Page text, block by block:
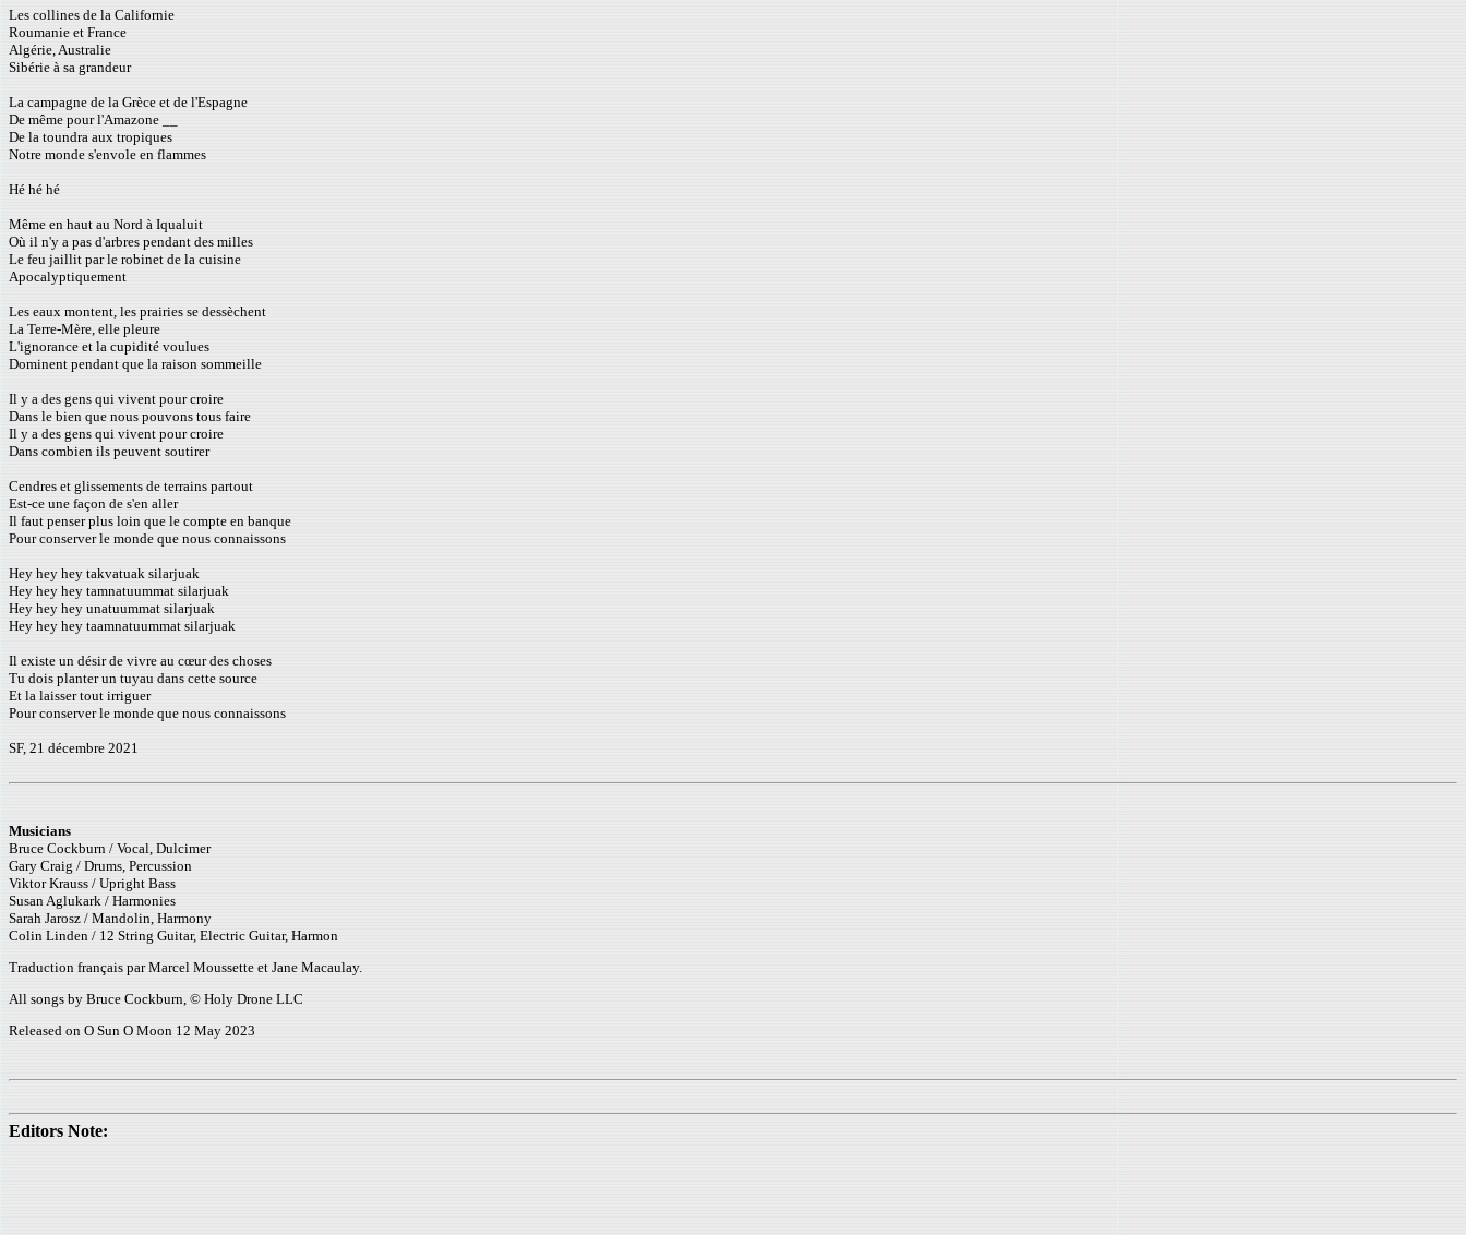
Les collines de la Californie
Roumanie et France
Algérie, Australie
Sibérie à sa grandeur
La campagne de la Grèce et de l'Espagne
De même pour l'Amazone __
De la toundra aux tropiques
Notre monde s'envole en flammes
Hé hé hé
Même en haut au Nord à Iqualuit
Où il n'y a pas d'arbres pendant des milles
Le feu jaillit par le robinet de la cuisine
Apocalyptiquement
Les eaux montent, les prairies se dessèchent
La Terre-Mère, elle pleure
L'ignorance et la cupidité voulues
Dominent pendant que la raison sommeille
Il y a des gens qui vivent pour croire
Dans le bien que nous pouvons tous faire
Il y a des gens qui vivent pour croire
Dans combien ils peuvent soutirer
Cendres et glissements de terrains partout
Est-ce une façon de s'en aller
Il faut penser plus loin que le compte en banque
Pour conserver le monde que nous connaissons
Hey hey hey takvatuak silarjuak
Hey hey hey tamnatuummat silarjuak
Hey hey hey unatuummat silarjuak
Hey hey hey taamnatuummat silarjuak
Il existe un désir de vivre au cœur des choses
Tu dois planter un tuyau dans cette source
Et la laisser tout irriguer
Pour conserver le monde que nous connaissons
SF, 21 décembre 2021
Musicians
Bruce Cockburn / Vocal, Dulcimer
Gary Craig / Drums, Percussion
Viktor Krauss / Upright Bass
Susan Aglukark / Harmonies
Sarah Jarosz / Mandolin, Harmony
Colin Linden / 12 String Guitar, Electric Guitar, Harmon
Traduction français par Marcel Moussette et Jane Macaulay.
All songs by Bruce Cockburn, © Holy Drone LLC
Released on O Sun O Moon 12 May 2023
Editors Note: